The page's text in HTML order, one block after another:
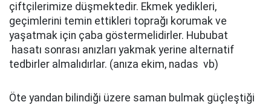
çiftçilerimize düşmektedir. Ekmek yedikleri,
geçimlerini temin ettikleri toprağı korumak ve
yaşatmak için çaba göstermelidirler. Hububat
hasatı sonrası anızları yakmak yerine alternatif
tedbirler almalıdırlar. (anıza ekim, nadas vb)
Öte yandan bilindiği üzere saman bulmak güçleştiği